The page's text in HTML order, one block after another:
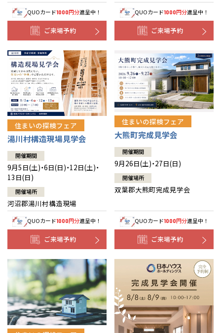
QUOカード1000円分進呈中！
ご来場予約
QUOカード1000円分進呈中！
ご来場予約
住まいの探検フェア
湯川村構造現場見学会
開催期間
9月5日(土)・6日(日)・12日(土)・
13日(日)
開催場所
河沼郡湯川村構造現場
QUOカード1000円分進呈中！
ご来場予約
住まいの探検フェア
大熊町完成見学会
開催期間
9月26日(土)・27日(日)
開催場所
双葉郡大熊町完成見学会
QUOカード1000円分進呈中！
ご来場予約